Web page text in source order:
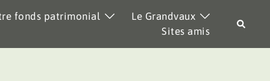
fonds patrimonial
Le Grandvaux
Sites amis